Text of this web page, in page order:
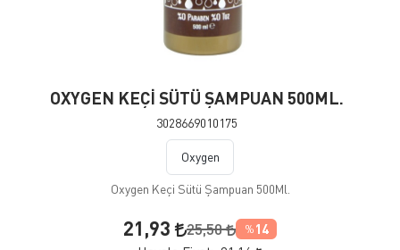
OXYGEN KEÇİ SÜTÜ ŞAMPUAN 500ML.
3028669010175
Oxygen
Oxygen Keçi Sütü Şampuan 500Ml.
21,93 25,50 % 14